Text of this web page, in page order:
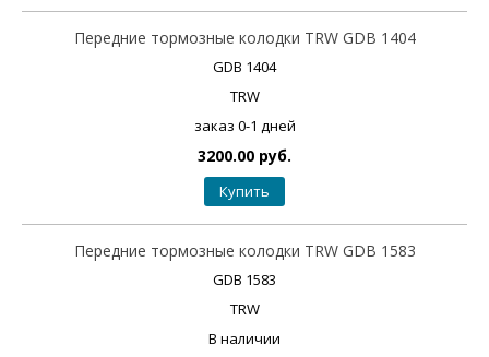
Передние тормозные колодки TRW GDB 1404
GDB 1404
TRW
заказ 0-1 дней
3200.00 руб.
Купить
Передние тормозные колодки TRW GDB 1583
GDB 1583
TRW
В наличии